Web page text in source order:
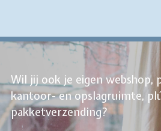
Wil jij ook je eigen webshop,
kantoor- en opslagruimte,
pakketverzending?